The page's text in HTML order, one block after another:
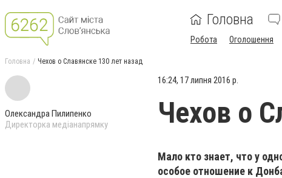
Головна
Робота Оголошення
Головна Чехов о Славянске 130 лет назад
Олександра Пилипенко
Директорка медіанапрямку
16:24, 17 липня 2016 р.
Чехов о
Мало кто знает, что у
особое отношение к